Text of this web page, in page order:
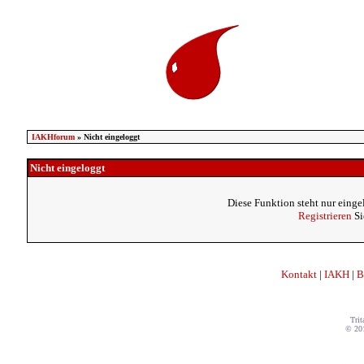
IAKHforum» Nicht eingeloggt
Nicht eingeloggt
Diese Funktion steht nur
Registrieren
Kontakt | IAKH |
©